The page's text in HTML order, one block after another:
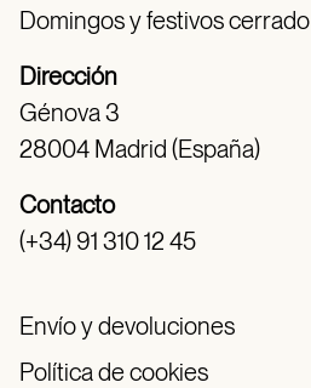
Domingos y festivos cerrado
Dirección
Génova 3
28004 Madrid (España)
Contacto
(+34) 91 310 12 45
Envío y devoluciones
Política de cookies